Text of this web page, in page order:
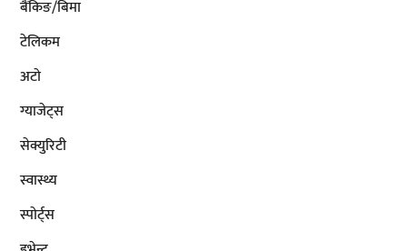
बैंकिङ/बिमा
टेलिकम
अटाे
ग्याजेट्स
सेक्युरिटी
स्वास्थ्य
स्पोर्ट्स